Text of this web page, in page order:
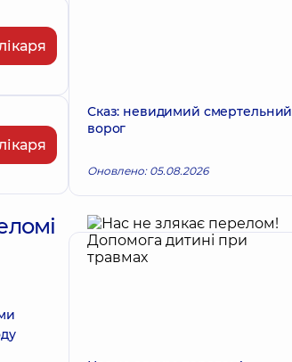
Сказ: невидимий смертельний
ворог
Оновлено: 05.08.2026